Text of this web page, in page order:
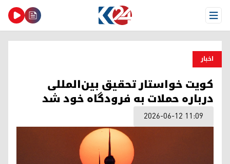
Open Menu
اخبار
کویت خواستار تحقیق بین‌المللی
درباره حملات به فرودگاه خود شد
2026-06-12 11:09